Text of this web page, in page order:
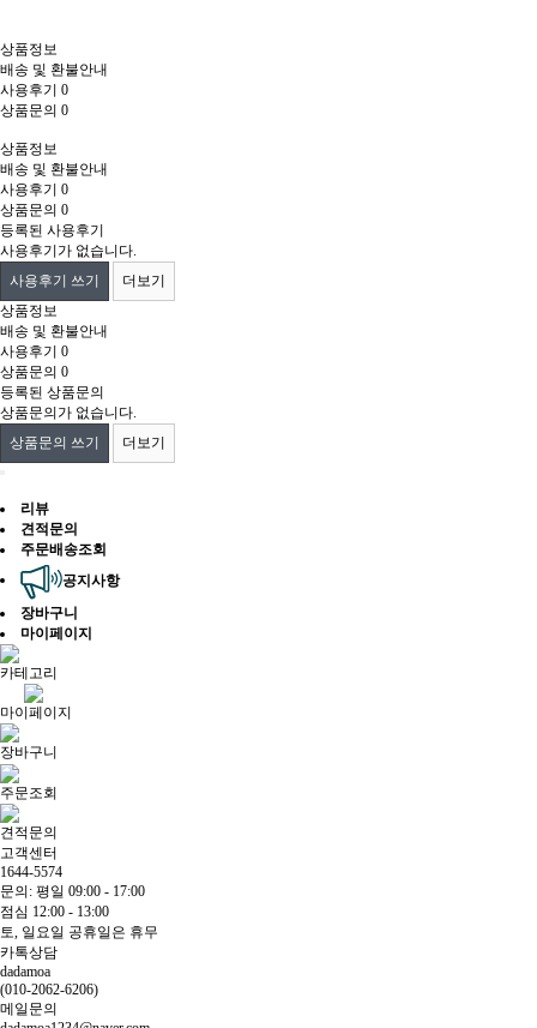
상품정보
배송 및 환불안내
사용후기 0
상품문의 0
상품정보
배송 및 환불안내
사용후기 0
상품문의 0
등록된 사용후기
사용후기가 없습니다.
사용후기 쓰기
더보기
상품정보
배송 및 환불안내
사용후기 0
상품문의 0
등록된 상품문의
상품문의가 없습니다.
상품문의 쓰기
더보기
리뷰
견적문의
주문배송조회
공지사항
장바구니
마이페이지
카테고리
마이페이지
장바구니
주문조회
견적문의
고객센터
1644-5574
문의: 평일 09:00 - 17:00
점심 12:00 - 13:00
토, 일요일 공휴일은 휴무
카톡상담
dadamoa
(010-2062-6206)
메일문의